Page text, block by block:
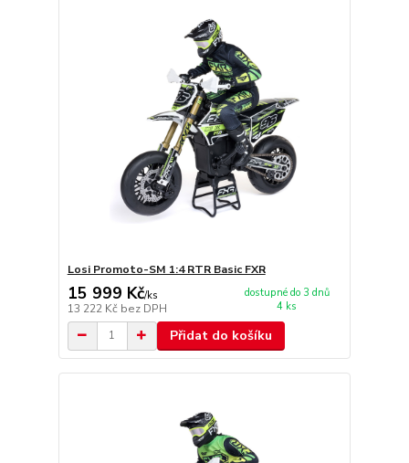
Losi Promoto-SM 1:4 RTR Basic FXR
15 999 Kč/ks
13 222 Kč bez DPH
dostupné do 3 dnů
4 ks
Přidat do košíku